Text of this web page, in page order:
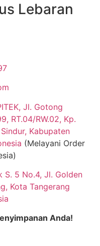
Lebaran
Jl. Gotong
RT.04/RW.02, Kp.
Kabupaten
(Melayani Order
S. 5 No.4, Jl. Golden
Kota Tangerang
Anda!